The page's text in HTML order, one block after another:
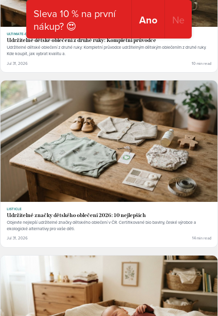
ULTIMATE-GUIDE
Udržitelné dětské oblečení z druhé ruky: Kompletní průvodce
Udržitelné dětské oblečení z druhé ruky: Kompletní průvodce udržitelným dětským oblečením z druhé ruky.
Kde koupit, jak vybrat kvalitu a.
Jul 31, 2026 10 min read
LISTICLE
Udržitelné značky dětského oblečení 2026: 10 nejlepších
Objevte nejlepší udržitelné značky dětského oblečení v ČR. Certifikované bio bavlny, české výrobce a
ekologické alternativy pro vaše děti.
Jul 31, 2026 14 min read
Sleva 10 % na první
nákup? 😍
Ano Ne